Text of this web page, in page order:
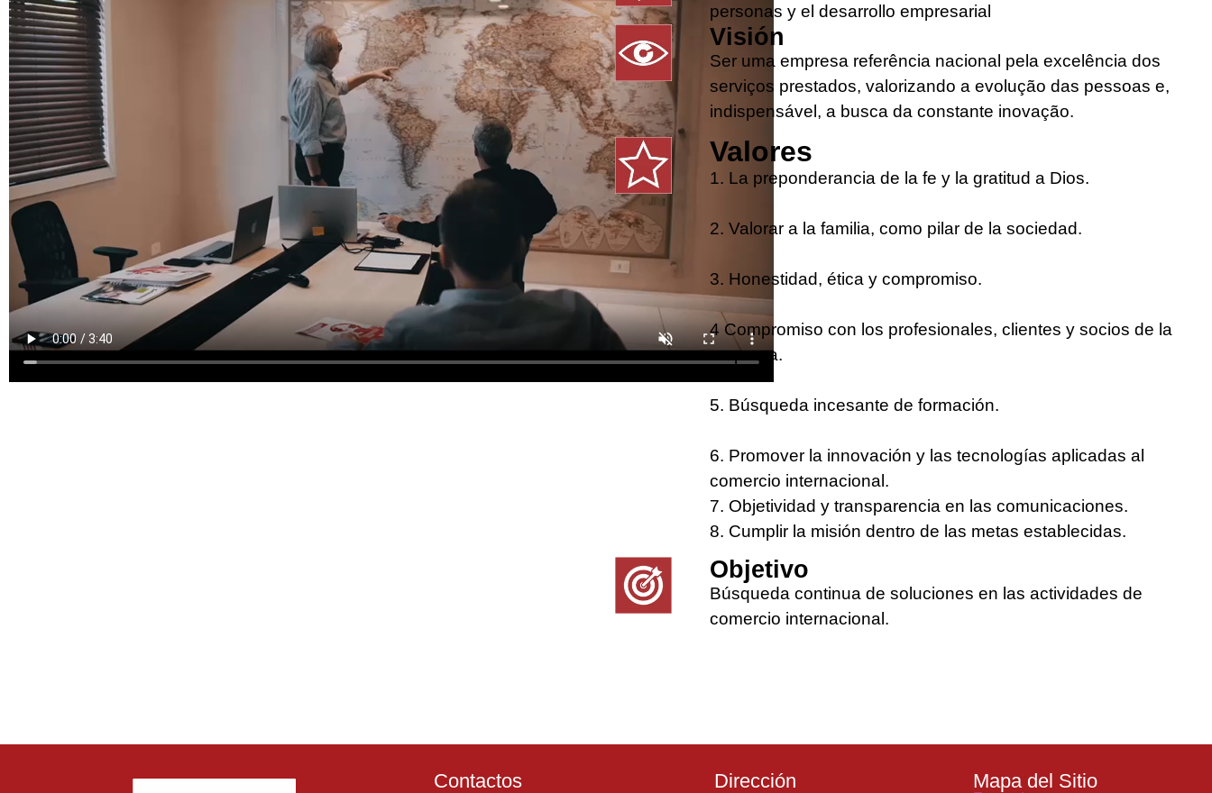
personas y el desarrollo empresarial
Visión
Ser uma empresa referência nacional pela excelência dos
serviços prestados, valorizando a evolução das pessoas e,
indispensável, a busca da constante inovação.
Valores
1. La preponderancia de la fe y la gratitud a Dios.
2. Valorar a la familia, como pilar de la sociedad.
3. Honestidad, ética y compromiso.
4 Compromiso con los profesionales, clientes y socios de la
empresa.
5. Búsqueda incesante de formación.
6. Promover la innovación y las tecnologías aplicadas al
comercio internacional.
7. Objetividad y transparencia en las comunicaciones.
8. Cumplir la misión dentro de las metas establecidas.
Objetivo
Búsqueda continua de soluciones en las actividades de
comercio internacional.
Contactos Dirección Mapa del Sitio